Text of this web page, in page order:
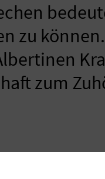
zu
zum